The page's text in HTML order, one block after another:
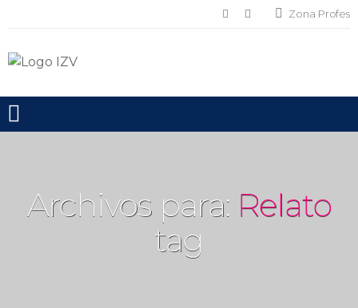
Zona Profes
Toggle mobile menu
Archivos para: Relato
tag